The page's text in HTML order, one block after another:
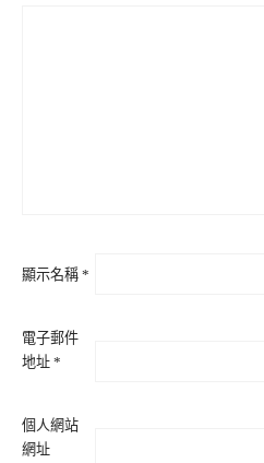
顯示名稱 *
電子郵件
地址 *
個人網站
網址